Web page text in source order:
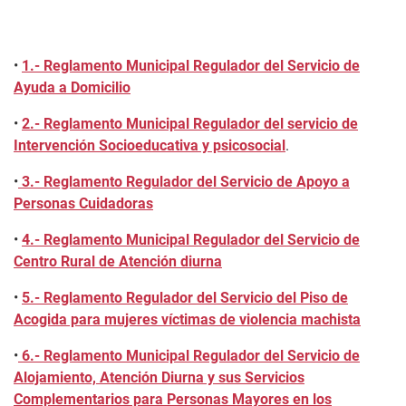
• 1.- Reglamento Municipal Regulador del Servicio de
Ayuda a Domicilio
• 2.- Reglamento Municipal Regulador del servicio de
Intervención Socioeducativa y psicosocial .
• 3.- Reglamento Regulador del Servicio de Apoyo a
Personas Cuidadoras
• 4.- Reglamento Municipal Regulador del Servicio de
Centro Rural de Atención diurna
• 5.- Reglamento Regulador del Servicio del Piso de
Acogida para mujeres víctimas de violencia machista
• 6.- Reglamento Municipal Regulador del Servicio de
Alojamiento, Atención Diurna y sus Servicios
Complementarios para Personas Mayores en los